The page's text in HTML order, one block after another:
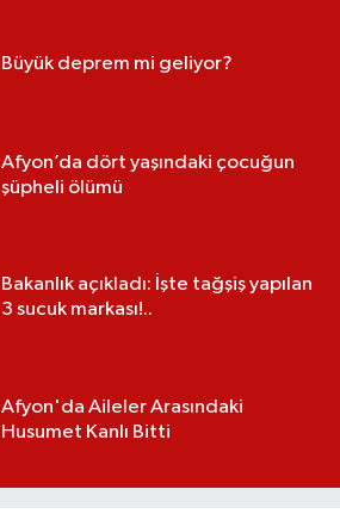
Büyük deprem mi geliyor?
Afyon’da dört yaşındaki çocuğun
şüpheli ölümü
Bakanlık açıkladı: İşte tağşiş yapılan
3 sucuk markası!..
Afyon'da Aileler Arasındaki
Husumet Kanlı Bitti